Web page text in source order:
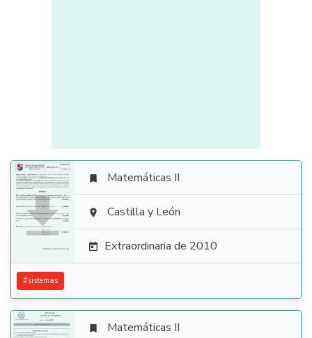

 Matemáticas II
 Castilla y León
 Extraordinaria de 2010
#sistemas
 Matemáticas II